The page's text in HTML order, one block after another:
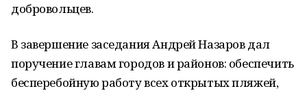
добровольцев.
В завершение заседания Андрей Назаров дал
поручение главам городов и районов: обеспечить
бесперебойную работу всех открытых пляжей,